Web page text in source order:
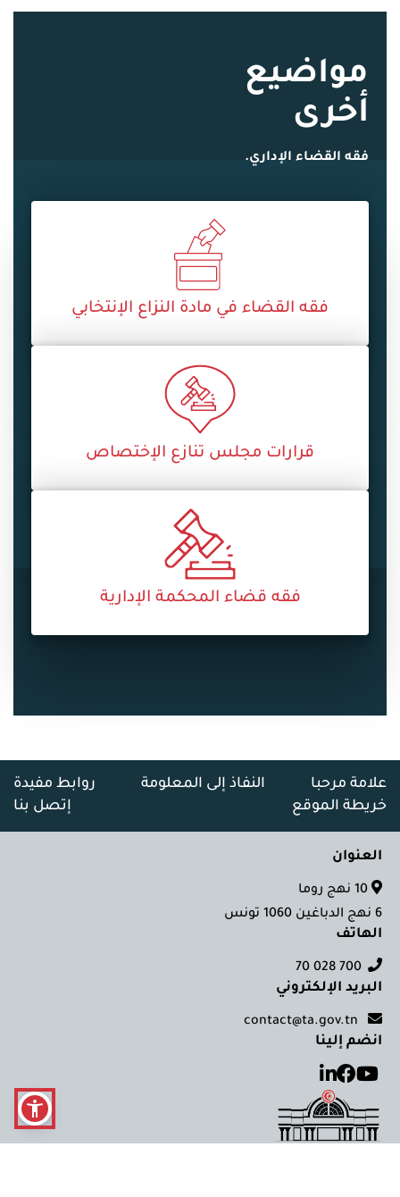
مواضيع
أخرى
فقه القضاء الإداري.
فقه القضاء في مادة النزاع الإنتخابي
قرارات مجلس تنازع الإختصاص
فقه قضاء المحكمة الإدارية
علامة مرحبا النفاذ إلى المعلومة
روابط مفيدة
خريطة الموقع
إتصل بنا
العنوان
6 نهج الدباغين 1060 تونس
الهاتف
700 028 70
البريد الإلكتروني
انضم إلينا